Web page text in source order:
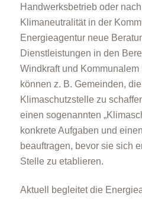
Handwerksbetrieb oder
Klimaneutralität in der
Energieagentur neue
Dienstleistungen in den
Windkraft und
können z. B. Gemeinden,
Klimaschutzstelle zu
einen sogenannten
konkrete Aufgaben und
beauftragen, bevor sie sich
Stelle zu etablieren.
Aktuell begleitet die